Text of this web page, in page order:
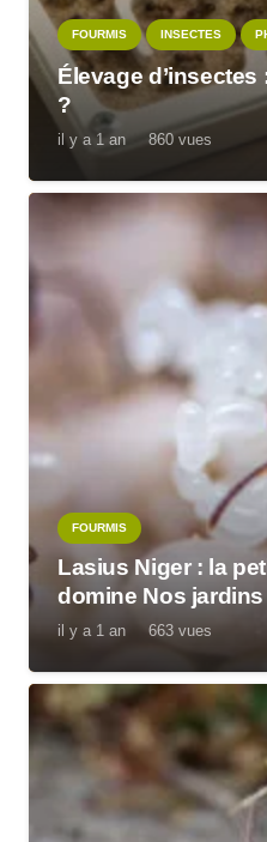
FOURMIS INSECTES
Élevage
?
il y a 1 an 860 vues
FOURMIS
Lasius Niger : la
domine Nos jardins
il y a 1 an 663 vues